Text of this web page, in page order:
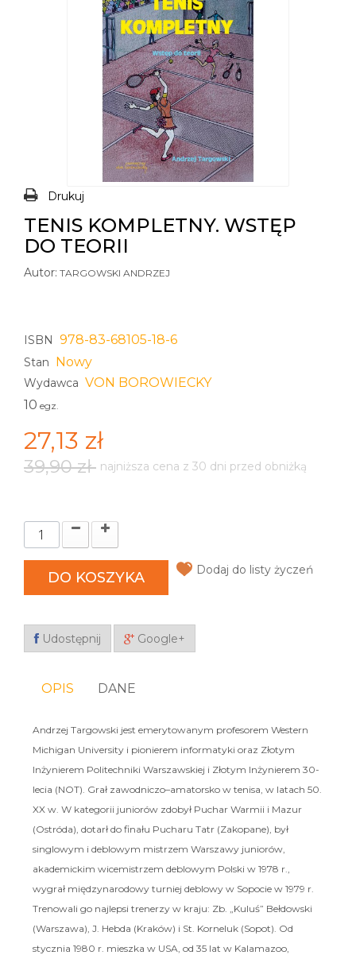
Drukuj
TENIS KOMPLETNY. WSTĘP
DO TEORII
Autor: TARGOWSKI ANDRZEJ
ISBN 978-83-68105-18-6
Stan Nowy
Wydawca VON BOROWIECKY
10 egz.
27,13 zł
39,90 zł najniższa cena z 30 dni przed obniżką
DO KOSZYKA Dodaj do listy życzeń
Udostępnij Google+
OPIS DANE
Andrzej Targowski jest emerytowanym profesorem Western
Michigan University i pionierem informatyki oraz Złotym
Inżynierem Politechniki Warszawskiej i Złotym Inżynierem 30-
lecia (NOT). Grał zawodniczo–amatorsko w tenisa, w latach 50.
XX w. W kategorii juniorów zdobył Puchar Warmii i Mazur
(Ostróda), dotarł do finału Pucharu Tatr (Zakopane), był
singlowym i deblowym mistrzem Warszawy juniorów,
akademickim wicemistrzem deblowym Polski w 1978 r.,
wygrał międzynarodowy turniej deblowy w Sopocie w 1979 r.
Trenowali go najlepsi trenerzy w kraju: Zb. „Kuluś” Bełdowski
(Warszawa), J. Hebda (Kraków) i St. Korneluk (Sopot). Od
stycznia 1980 r. mieszka w USA, od 35 lat w Kalamazoo,